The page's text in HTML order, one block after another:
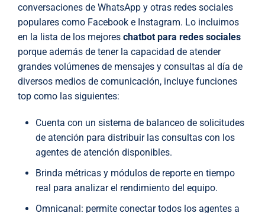
conversaciones de WhatsApp y otras redes sociales
populares como Facebook e Instagram. Lo incluimos
en la lista de los mejores chatbot para redes sociales
porque además de tener la capacidad de atender
grandes volúmenes de mensajes y consultas al día de
diversos medios de comunicación, incluye funciones
top como las siguientes:
Cuenta con un sistema de balanceo de solicitudes
de atención para distribuir las consultas con los
agentes de atención disponibles.
Brinda métricas y módulos de reporte en tiempo
real para analizar el rendimiento del equipo.
Omnicanal: permite conectar todos los agentes a